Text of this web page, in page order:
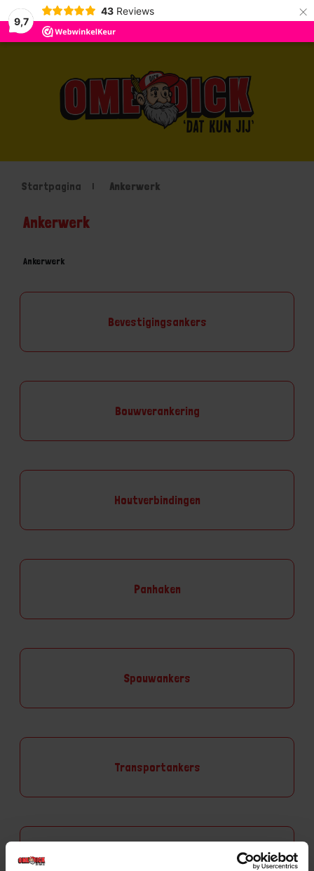
9,7
43 Reviews ×
Startpagina Ankerwerk
Ankerwerk
Ankerwerk
Bevestigingsankers
Bouwverankering
Houtverbindingen
Panhaken
Spouwankers
Transportankers